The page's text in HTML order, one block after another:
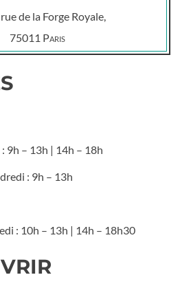
de la Forge Royale,
75011 Paris
9h – 13h | 14h – 18h
: 9h – 13h
: 10h – 13h | 14h – 18h30